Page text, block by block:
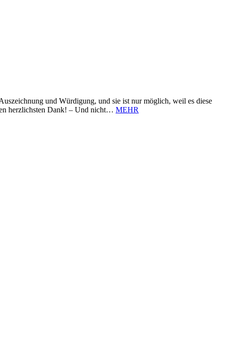
und Würdigung, und sie ist nur möglich, weil es diese
herzlichsten Dank! – Und nicht… MEHR